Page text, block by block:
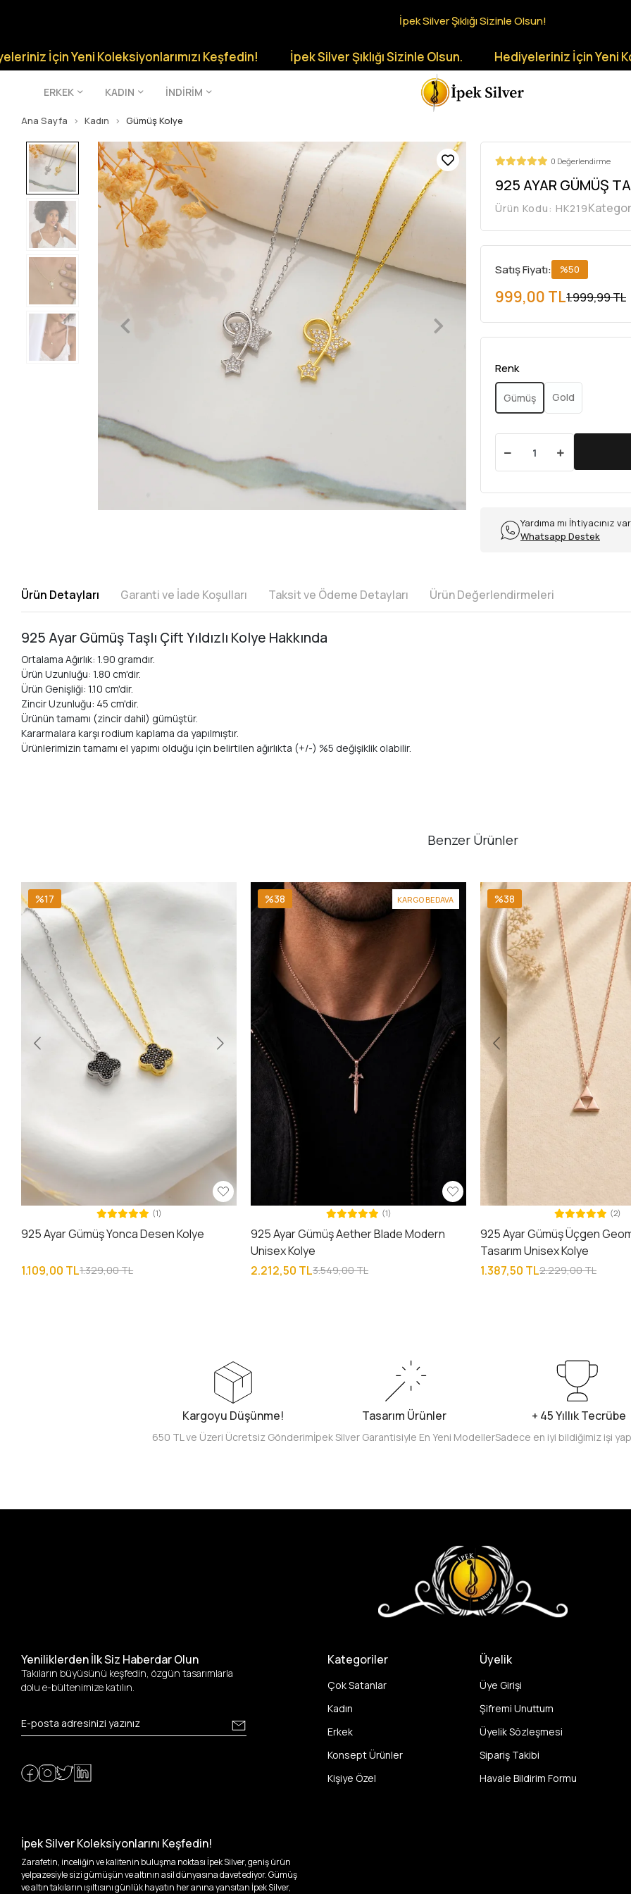
İpek Silver Şıklığı Sizinle Olsun!
Yeni Koleksiyonlarımızı Keşfedin! İpek Silver Şıklığı Sizinle Olsun. Hediyeleriniz İçin Yeni
ERKEK KADIN İNDİRİM
Ana Sayfa Kadın Gümüş Kolye
0 Değerlendirme
925 AYAR GÜMÜŞ
Ürün Kodu: HK219
Satış Fiyatı: %50
1.999,99 TL
999,00 TL
Renk
Gümüş Gold
Yardıma mı İhtiyacınız
Whatsapp Destek
Ürün Detayları Garanti ve İade Koşulları Taksit ve Ödeme Detayları Ürün Değerlendirmeleri
925 Ayar Gümüş Taşlı Çift Yıldızlı Kolye Hakkında
Ortalama Ağırlık: 1.90 gramdır.
Ürün Uzunluğu: 1.80 cm'dir.
Ürün Genişliği: 1.10 cm'dir.
Zincir Uzunluğu: 45 cm'dir.
Ürünün tamamı (zincir dahil) gümüştür.
Kararmalara karşı rodium kaplama da yapılmıştır.
Ürünlerimizin tamamı el yapımı olduğu için belirtilen ağırlıkta (+/-) %5 değişiklik olabilir.
Benzer Ürünler
%17
(1)
925 Ayar Gümüş Yonca Desen Kolye
1.109,00 TL1.329,00 TL
KARGO BEDAVA
%38
(1)
925 Ayar Gümüş Aether Blade Modern
Unisex Kolye
2.212,50 TL3.549,00 TL
%38
(2)
925 Ayar Gümüş Üçgen
Tasarım Unisex Kolye
1.387,50 TL2.229,00 TL
Kargoyu Düşünme!
650 TL ve Üzeri Ücretsiz Gönderim
Tasarım Ürünler
İpek Silver Garantisiyle En Yeni Modeller
+ 45 Yıllık Tecrübe
Sadece en iyi bildiğimiz işi
Yeniliklerden İlk Siz Haberdar Olun
Takıların büyüsünü keşfedin, özgün tasarımlarla
dolu e-bültenimize katılın.
Kategoriler
Çok Satanlar
Kadın
Erkek
Konsept Ürünler
Kişiye Özel
Üyelik
Üye Girişi
Şifremi Unuttum
Üyelik Sözleşmesi
Sipariş Takibi
Havale Bildirim Formu
İpek Silver Koleksiyonlarını Keşfedin!
Zarafetin, inceliğin ve kalitenin buluşma noktası İpek Silver, geniş ürün
yelpazesiyle sizi gümüşün ve altının asil dünyasına davet ediyor. Gümüş
ve altın takıların ışıltısını günlük hayatın her anına yansıtan İpek Silver,